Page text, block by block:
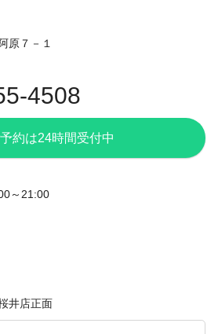
原７－１
4508
約は24時間受付中
～21:00
井店正面